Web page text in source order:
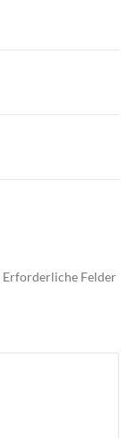
Erforderliche Felder